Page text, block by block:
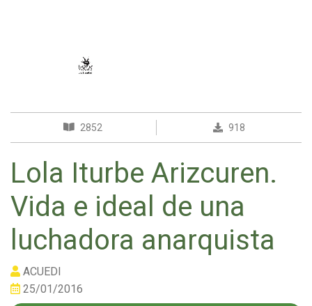
2852 918
Lola Iturbe Arizcuren.
Vida e ideal de una
luchadora anarquista
ACUEDI
25/01/2016